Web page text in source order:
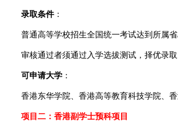
录取条件：
普通高等学校招生全国统一考试达到所属省/
审核通过者须通过入学选拔测试，择优录取
可申请大学 ：
香港东华学院、香港高等教育科技学院、香
项目二：香港副学士预科项目